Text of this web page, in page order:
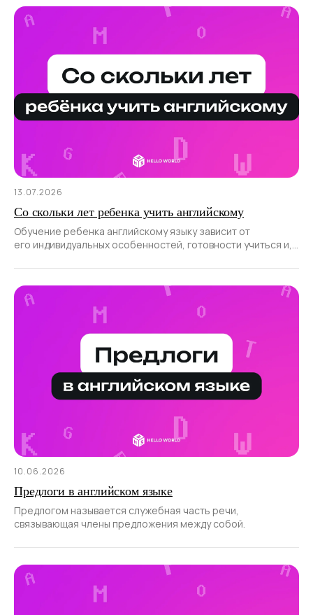
13.07.2026
Со скольки лет ребенка учить английскому
Обучение ребенка английскому языку зависит от
его индивидуальных особенностей, готовности учиться и,
10.06.2026
Предлоги в английском языке
Предлогом называется служебная часть речи,
связывающая члены предложения между собой.